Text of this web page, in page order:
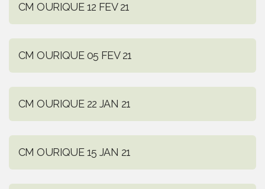
CM OURIQUE 12 FEV 21
CM OURIQUE 05 FEV 21
CM OURIQUE 22 JAN 21
CM OURIQUE 15 JAN 21